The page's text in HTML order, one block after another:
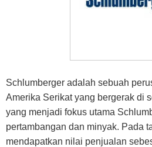
Schlumberger adalah sebuah
Amerika Serikat yang bergerak di
yang menjadi fokus utama
pertambangan dan minyak. Pada
mendapatkan nilai penjualan